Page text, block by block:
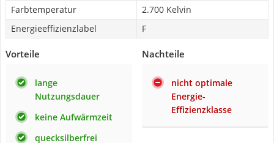
Farbtemperatur
2.700 Kelvin
Energieeffizienzlabel
F
Vorteile
lange
Nutzungsdauer
keine Aufwärmzeit
quecksilberfrei
Nachteile
nicht optimale
Energie-
Effizienzklasse